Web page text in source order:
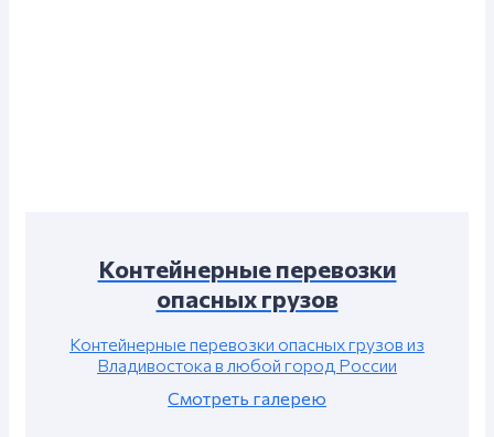
Контейнерные перевозки
опасных грузов
Контейнерные перевозки опасных грузов из
Владивостока в любой город России
Смотреть галерею